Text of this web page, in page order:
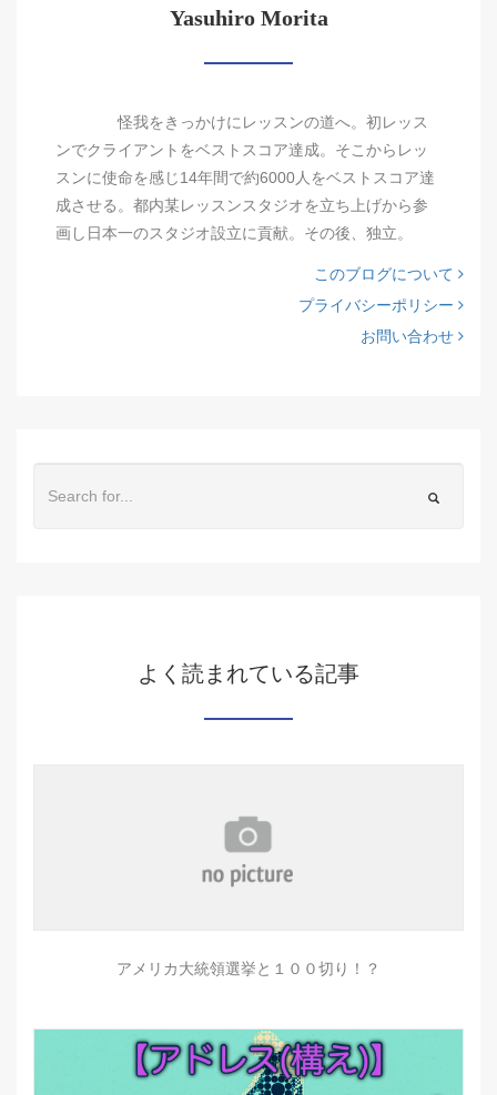
Yasuhiro Morita
怪我をきっかけにレッスンの道へ。初レッス
ンでクライアントをベストスコア達成。そこからレッ
スンに使命を感じ14年間で約6000人をベストスコア達
成させる。都内某レッスンスタジオを立ち上げから参
画し日本一のスタジオ設立に貢献。その後、独立。
このブログについて
プライバシーポリシー
お問い合わせ
よく読まれている記事
アメリカ大統領選挙と１００切り！？